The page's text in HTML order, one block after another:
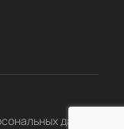
данных